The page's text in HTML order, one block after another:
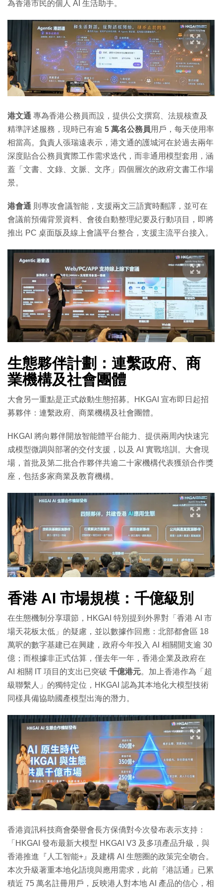
為香港市民的個人 AI 生活助手。
港文通 專為香港公務員而設，提供公文撰寫、法規核查及
精準評述服務，現時已有逾 5 萬名公務員用戶，每天使用率
相當高。負責人張瑞遠表示，港文通的護城河在於過去兩年
深度貼合公務員實際工作需求迭代，而非通用模型套用，涵
蓋「文書、文錄、文脈、文序」四個層次的政府文書工作場
景。
港會通 則專攻會議智能，支援兩文三語實時翻譯，並可在
會議前預備背景資料、會後自動整理紀要及行動項目，即將
推出 PC 桌面版及線上會議平台整合，支援主流平台接入。
生態夥伴計劃：連繫政府、商
業機構及社會團體
大會另一重點是正式啟動生態招募。HKGAI 宣布即日起招
募夥伴：連繫政府、商業機構及社會團體。
HKGAI 將向夥伴開放智能體平台能力、提供兩周內快速完
成模型微調與部署的交付支援，以及 AI 實戰培訓。大會現
場，首批及第二批合作夥伴共逾二十家機構代表獲頒合作獎
座，包括多家商業及教育機構。
香港 AI 市場規模：千億級別
在生態機制分享環節，HKGAI 特別提到外界對「香港 AI 市
場天花板太低」的疑慮，並以數據作回應：北部都會區 18
萬呎的數字基建已在興建，政府今年投入 AI 相關開支逾 30
億；而根據非正式估算，僅去年一年，香港企業及政府在
AI 相關 IT 項目的支出已突破 千億港元。加上香港作為「超
級聯繫人」的獨特定位，HKGAI 認為其本地化大模型技術
同樣具備協助國產模型出海的潛力。
香港資訊科技商會榮譽會長方保僑對今次發布表示支持：
「HKGAI 發布最新大模型 HKGAI V3 及多項產品升級，與
香港推進『人工智能+』及建構 AI 生態圈的政策完全吻合。
本次升級著重本地化語境與應用需求，此前『港話通』已累
積近 75 萬名註冊用戶，反映港人對本地 AI 產品的信心，相